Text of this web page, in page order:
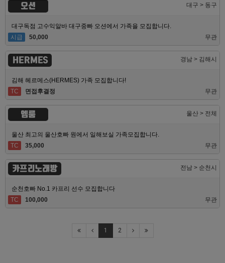
오션 대구 > 동구
대구독점 고수익알바 대구중빠 오션에서 가족을 모집합니다.
시급
50,000 무관
HERMES 경남 > 김해시
김해 헤르메스(HERMES) 가족 모집합니다!
TC
면접후결정 무관
엠룸 울산 > 전체
울산 최고의 울산호빠 원에서 일해보실 가족모집합니다.
TC
35,000 무관
카프리노래방 전남 > 순천시
순천호빠 No.1 카프리 선수 모집합니다
TC
100,000 무관
1 2